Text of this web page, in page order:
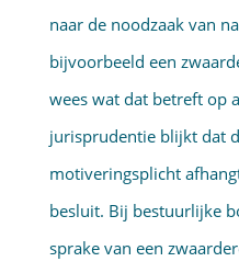
naar de noodzaak van
bijvoorbeeld een
wees wat dat betreft op
jurisprudentie blijkt dat
motiveringsplicht
besluit. Bij bestuurlijke
sprake van een